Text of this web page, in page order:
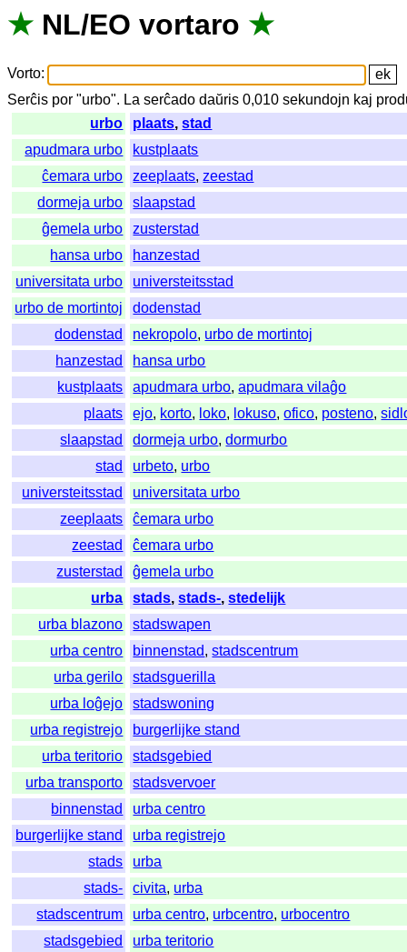
★ NL/EO vortaro ★
Vorto:
Serĉis por "urbo". La serĉado daŭris 0,010sekundojn kaj
urbo
plaats,stad
apudmara urbo
kustplaats
ĉemara urbo
zeeplaats,zeestad
dormeja urbo
slaapstad
ĝemela urbo
zusterstad
hansa urbo
hanzestad
universitata urbo
universteitsstad
urbo de mortintoj
dodenstad
dodenstad
nekropolo, urbo de mortintoj
hanzestad
hansa urbo
kustplaats
apudmara urbo,apudmara vilaĝo
plaats
ejo, korto, loko, lokuso,ofico, posteno,
slaapstad
dormeja urbo,dormurbo
stad
urbeto, urbo
universteitsstad
universitata urbo
zeeplaats
ĉemara urbo
zeestad
ĉemara urbo
zusterstad
ĝemela urbo
urba
stads,stads-,stedelijk
urba blazono
stadswapen
urba centro
binnenstad,stadscentrum
urba gerilo
stadsguerilla
urba loĝejo
stadswoning
urba registrejo
burgerlijke stand
urba teritorio
stadsgebied
urba transporto
stadsvervoer
binnenstad
urba centro
burgerlijke stand
urba registrejo
stads
urba
stads-
civita, urba
stadscentrum
urba centro, urbcentro, urbocentro
stadsgebied
urba teritorio